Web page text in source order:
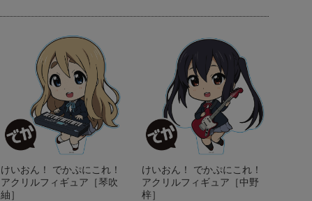
けいおん！ でかぷにこれ！
アクリルフィギュア［琴吹
紬］
けいおん！ でかぷにこれ！
アクリルフィギュア［中野
梓］